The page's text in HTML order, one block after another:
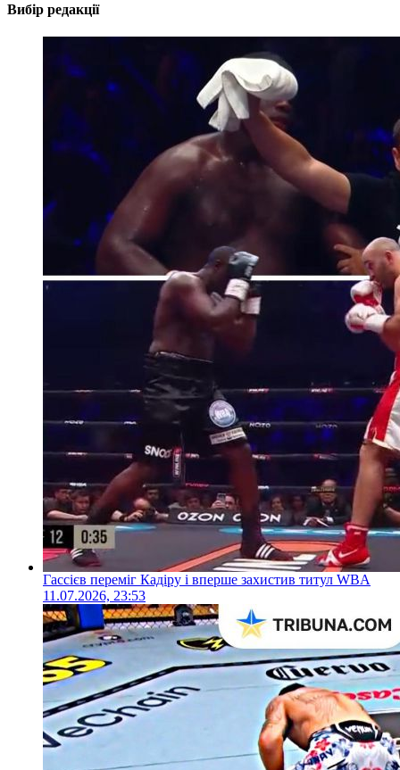
Вибір редакції
Гассієв переміг Кадіру і вперше захистив титул WBA
11.07.2026, 23:53